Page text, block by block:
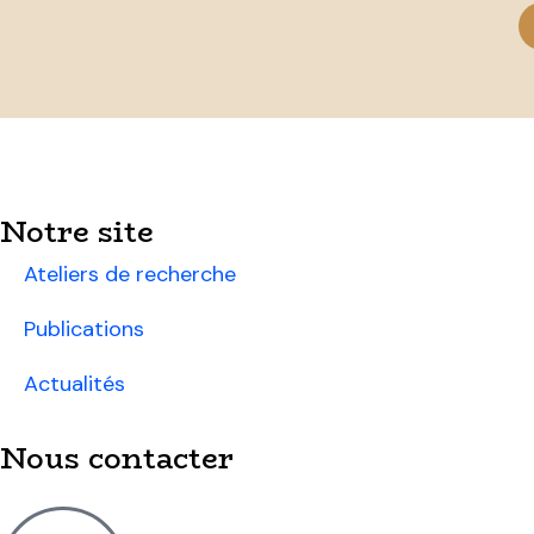
Notre site
Ateliers de recherche
Publications
Actualités
Nous contacter